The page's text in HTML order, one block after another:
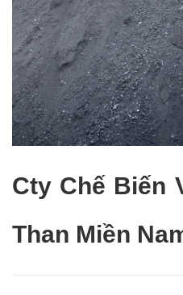
Cty Chế Biến
Than Miền